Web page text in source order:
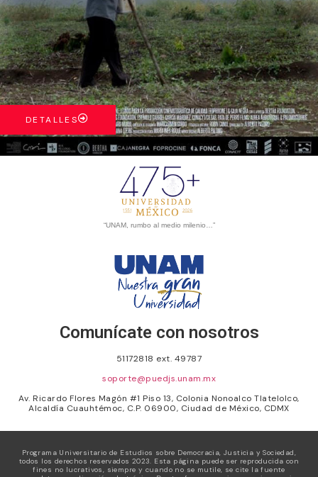
DETALLES
“UNAM, rumbo al medio milenio…”
Comunícate con nosotros
51172818 ext. 49787
soporte@puedjs.unam.mx
Av. Ricardo Flores Magón #1 Piso 13, Colonia Nonoalco Tlatelolco,
Alcaldía Cuauhtémoc, C.P. 06900, Ciudad de México, CDMX
Programa Universitario de Estudios sobre Democracia, Justicia y Sociedad,
todos los derechos reservados 2023. Esta página puede ser reproducida con
fines no lucrativos, siempre y cuando no se mutile, se cite la fuente